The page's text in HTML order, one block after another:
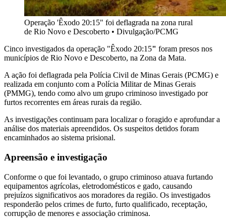
Operação 'Êxodo 20:15" foi deflagrada na zona rural
de Rio Novo e Descoberto • Divulgação/PCMG
Cinco investigados da operação "Êxodo 20:15" foram presos nos
municípios de Rio Novo e Descoberto, na Zona da Mata.
A ação foi deflagrada pela Polícia Civil de Minas Gerais (PCMG) e
realizada em conjunto com a Polícia Militar de Minas Gerais
(PMMG), tendo como alvo um grupo criminoso investigado por
furtos recorrentes em áreas rurais da região.
As investigações continuam para localizar o foragido e aprofundar a
análise dos materiais apreendidos. Os suspeitos detidos foram
encaminhados ao sistema prisional.
Apreensão e investigação
Conforme o que foi levantado, o grupo criminoso atuava furtando
equipamentos agrícolas, eletrodomésticos e gado, causando
prejuízos significativos aos moradores da região. Os investigados
responderão pelos crimes de furto, furto qualificado, receptação,
corrupção de menores e associação criminosa.